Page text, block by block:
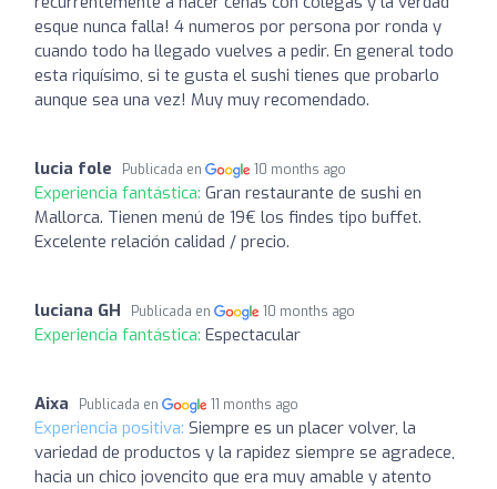
esque nunca falla! 4 numeros por persona por ronda y
cuando todo ha llegado vuelves a pedir. En general todo
esta riquísimo, si te gusta el sushi tienes que probarlo
aunque sea una vez! Muy muy recomendado.
lucia fole Publicada en 10 months ago
Experiencia fantástica: Gran restaurante de sushi en
Mallorca. Tienen menú de 19€ los findes tipo buffet.
Excelente relación calidad / precio.
luciana GH Publicada en 10 months ago
Experiencia fantástica: Espectacular
Aixa Publicada en 11 months ago
Experiencia positiva: Siempre es un placer volver, la
variedad de productos y la rapidez siempre se agradece,
hacia un chico jovencito que era muy amable y atento